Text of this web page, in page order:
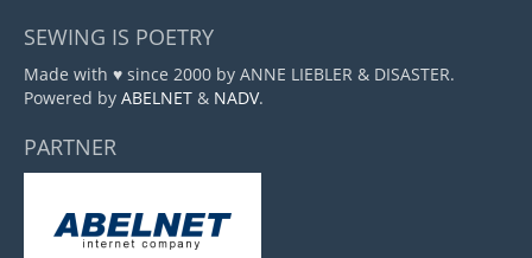
SEWING IS POETRY
Made with ♥ since 2000 by ANNE LIEBLER & DISASTER.
Powered by ABELNET & NADV.
PARTNER